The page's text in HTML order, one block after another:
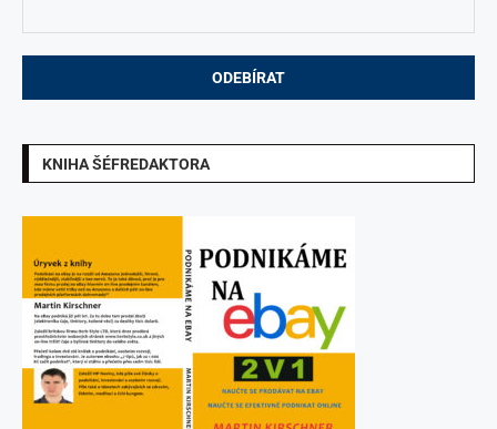
KNIHA ŠÉFREDAKTORA